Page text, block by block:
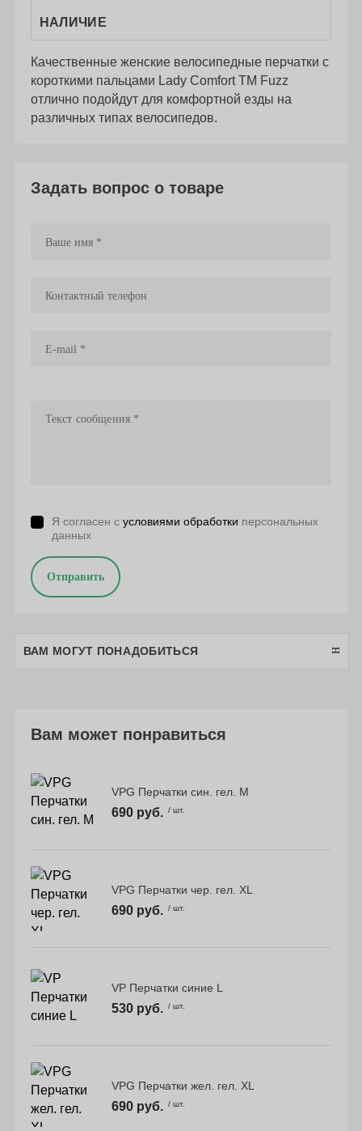
НАЛИЧИЕ
Качественные женские велосипедные перчатки с
короткими пальцами Lady Comfort ТМ Fuzz
отлично подойдут для комфортной езды на
различных типах велосипедов.
Задать вопрос о товаре
Я согласен с условиями обработки персональных
данных
Отправить
ВАМ МОГУТ ПОНАДОБИТЬСЯ
Вам может понравиться
VPG Перчатки син. гел. M
690 руб. / шт.
VPG Перчатки чер. гел. XL
690 руб. / шт.
VP Перчатки синие L
530 руб. / шт.
VPG Перчатки жел. гел. XL
690 руб. / шт.